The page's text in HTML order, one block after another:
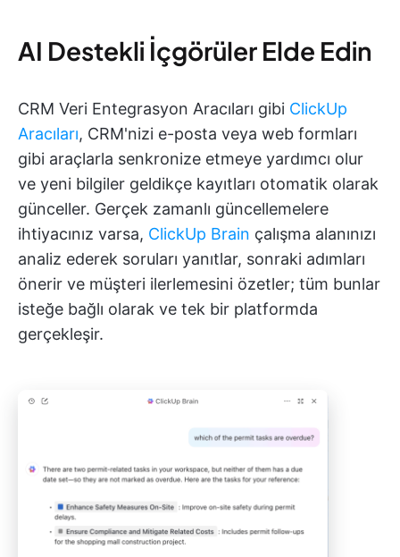
AI Destekli İçgörüler Elde Edin
CRM Veri Entegrasyon Aracıları gibi ClickUp
Aracıları, CRM'nizi e-posta veya web formları
gibi araçlarla senkronize etmeye yardımcı olur
ve yeni bilgiler geldikçe kayıtları otomatik olarak
günceller. Gerçek zamanlı güncellemelere
ihtiyacınız varsa, ClickUp Brain çalışma alanınızı
analiz ederek soruları yanıtlar, sonraki adımları
önerir ve müşteri ilerlemesini özetler; tüm bunlar
isteğe bağlı olarak ve tek bir platformda
gerçekleşir.